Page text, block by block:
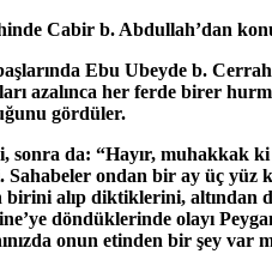
Cabir b. Abdullah’dan
Ebu Ubeyde b.
azalınca her ferde birer
gördüler.
da: “Hayır, muhakkak
Sahabeler ondan bir ay üç
alıp diktiklerini, altından
döndüklerinde olayı
onun etinden bir şey